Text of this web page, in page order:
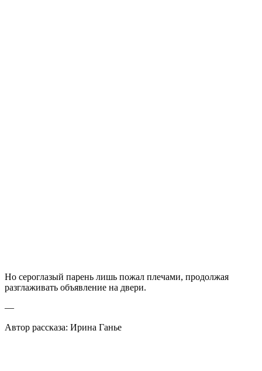
Но сероглазый парень лишь пожал плечами, продолжая
разглаживать объявление на двери.
—
Автор рассказа: Ирина Ганье